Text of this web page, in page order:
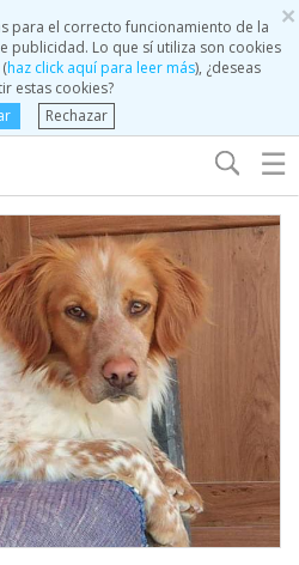
×
para el correcto funcionamiento de la
publicidad. Lo que sí utiliza son cookies
haz click aquí para leer más), ¿deseas
estas cookies?
Rechazar
☰